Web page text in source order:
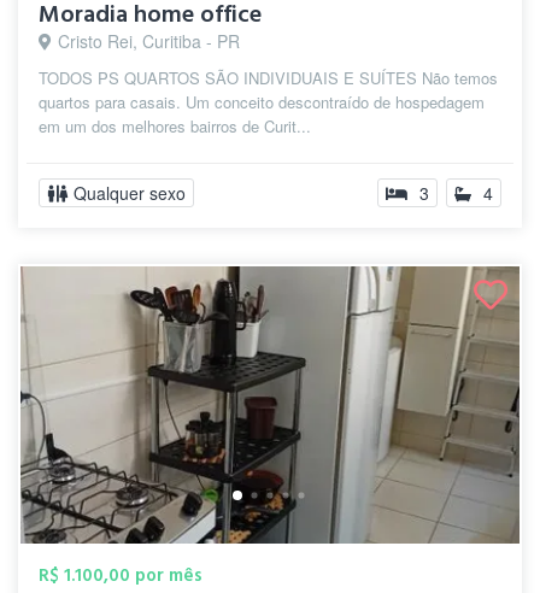
Moradia home office
Cristo Rei, Curitiba - PR
TODOS PS QUARTOS SÃO INDIVIDUAIS E SUÍTES Não temos
quartos para casais. Um conceito descontraído de hospedagem
em um dos melhores bairros de Curit...
Qualquer sexo 3 4
R$ 1.100,00 por mês